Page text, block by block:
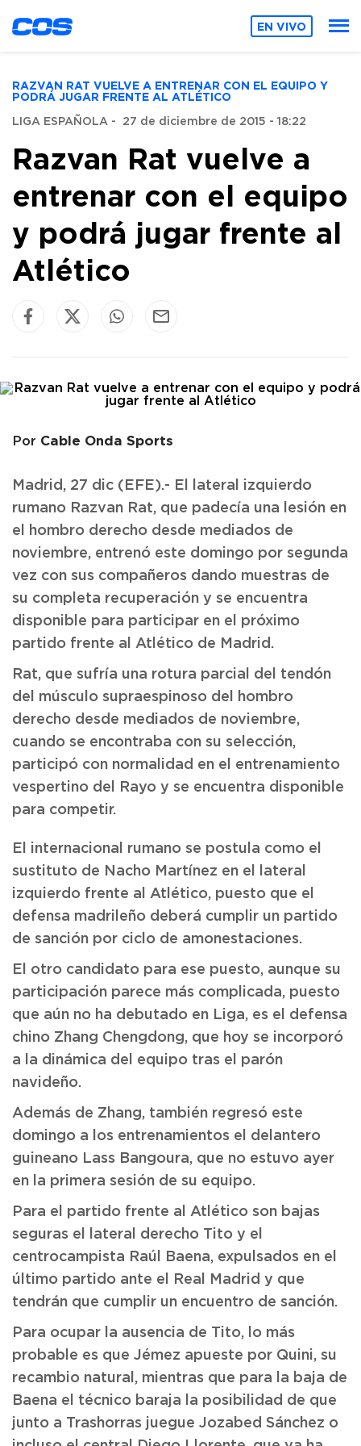
EN VIVO
RAZVAN RAT VUELVE A ENTRENAR CON EL EQUIPO Y
PODRÁ JUGAR FRENTE AL ATLÉTICO
LIGA ESPAÑOLA - 27 de diciembre de 2015 - 18:22
Razvan Rat vuelve a
entrenar con el equipo
y podrá jugar frente al
Atlético
Por Cable Onda Sports
Madrid, 27 dic (EFE).- El lateral izquierdo
rumano Razvan Rat, que padecía una lesión en
el hombro derecho desde mediados de
noviembre, entrenó este domingo por segunda
vez con sus compañeros dando muestras de
su completa recuperación y se encuentra
disponible para participar en el próximo
partido frente al Atlético de Madrid.
Rat, que sufría una rotura parcial del tendón
del músculo supraespinoso del hombro
derecho desde mediados de noviembre,
cuando se encontraba con su selección,
participó con normalidad en el entrenamiento
vespertino del Rayo y se encuentra disponible
para competir.
El internacional rumano se postula como el
sustituto de Nacho Martínez en el lateral
izquierdo frente al Atlético, puesto que el
defensa madrileño deberá cumplir un partido
de sanción por ciclo de amonestaciones.
El otro candidato para ese puesto, aunque su
participación parece más complicada, puesto
que aún no ha debutado en Liga, es el defensa
chino Zhang Chengdong, que hoy se incorporó
a la dinámica del equipo tras el parón
navideño.
Además de Zhang, también regresó este
domingo a los entrenamientos el delantero
guineano Lass Bangoura, que no estuvo ayer
en la primera sesión de su equipo.
Para el partido frente al Atlético son bajas
seguras el lateral derecho Tito y el
centrocampista Raúl Baena, expulsados en el
último partido ante el Real Madrid y que
tendrán que cumplir un encuentro de sanción.
Para ocupar la ausencia de Tito, lo más
probable es que Jémez apueste por Quini, su
recambio natural, mientras que para la baja de
Baena el técnico baraja la posibilidad de que
junto a Trashorras juegue Jozabed Sánchez o